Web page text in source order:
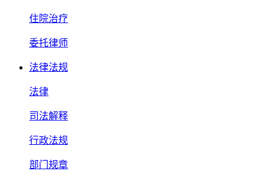
住院治疗
委托律师
法律法规
法律
司法解释
行政法规
部门规章